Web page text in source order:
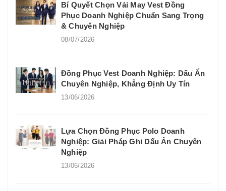
Bí Quyết Chọn Vải May Vest Đồng
Phục Doanh Nghiệp Chuẩn Sang Trọng
& Chuyên Nghiệp
08/07/2026
Đồng Phục Vest Doanh Nghiệp: Dấu Ấn
Chuyên Nghiệp, Khẳng Định Uy Tín
13/06/2026
Lựa Chọn Đồng Phục Polo Doanh
Nghiệp: Giải Pháp Ghi Dấu Ấn Chuyên
Nghiệp
13/06/2026